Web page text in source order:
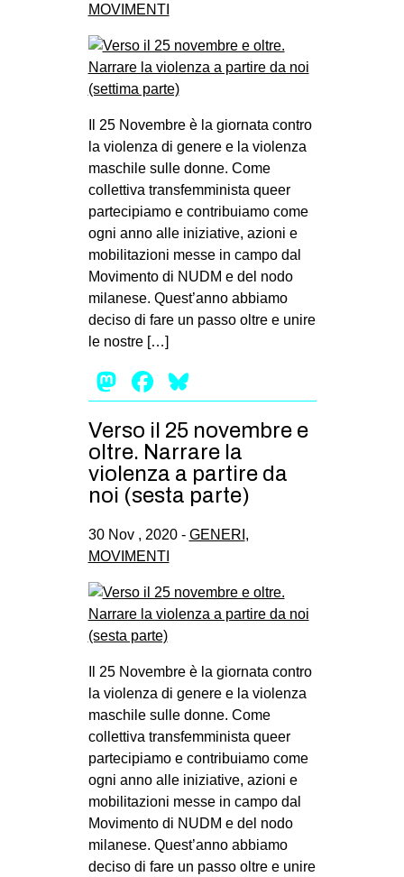
MOVIMENTI
Il 25 Novembre è la giornata contro
la violenza di genere e la violenza
maschile sulle donne. Come
collettiva transfemminista queer
partecipiamo e contribuiamo come
ogni anno alle iniziative, azioni e
mobilitazioni messe in campo dal
Movimento di NUDM e del nodo
milanese. Quest’anno abbiamo
deciso di fare un passo oltre e unire
le nostre […]
Mastodon
Facebook
Verso il 25 novembre e
oltre. Narrare la
violenza a partire da
noi (sesta parte)
30 Nov , 2020 - GENERI ,
MOVIMENTI
Il 25 Novembre è la giornata contro
la violenza di genere e la violenza
maschile sulle donne. Come
collettiva transfemminista queer
partecipiamo e contribuiamo come
ogni anno alle iniziative, azioni e
mobilitazioni messe in campo dal
Movimento di NUDM e del nodo
milanese. Quest’anno abbiamo
deciso di fare un passo oltre e unire